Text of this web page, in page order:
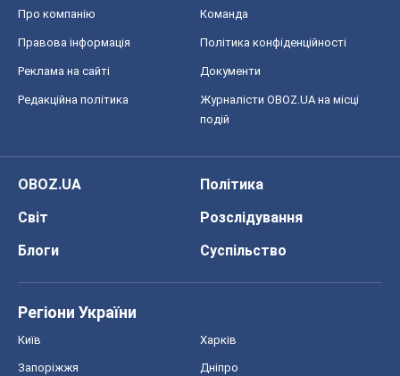
Про компанію Команда
Правова інформація Політика конфіденційності
Реклама на сайті Документи
Редакційна політика
Журналісти OBOZ.UA на місці
подій
OBOZ.UA
Політика
Світ
Розслідування
Блоги
Суспільство
Регіони України
Київ Харків
Запоріжжя Дніпро